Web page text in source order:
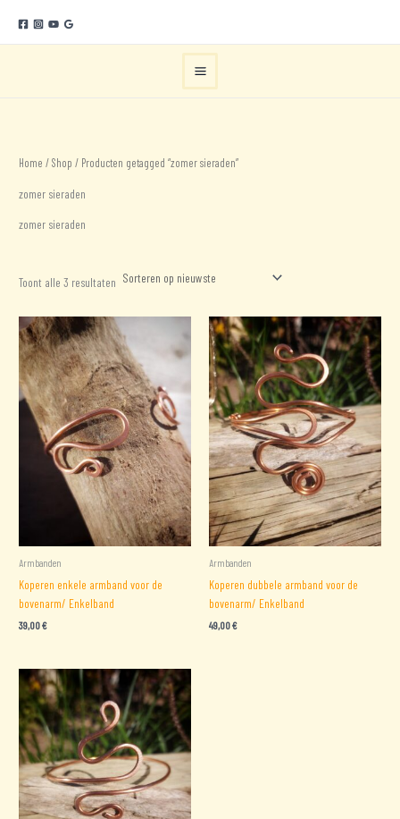
naar
de
Home /Shop / Producten getagged “zomer sieraden”
zomer sieraden
zomer sieraden
Toont alle 3 resultaten Gesorteerd
Armbanden
Koperen enkele armband voor de
bovenarm/ Enkelband
39,00€
Armbanden
Koperen dubbele armband voor de
bovenarm/ Enkelband
49,00€